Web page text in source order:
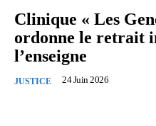
Clinique « Les
ordonne le retrait
l’enseigne
JUSTICE 24 Juin 2026